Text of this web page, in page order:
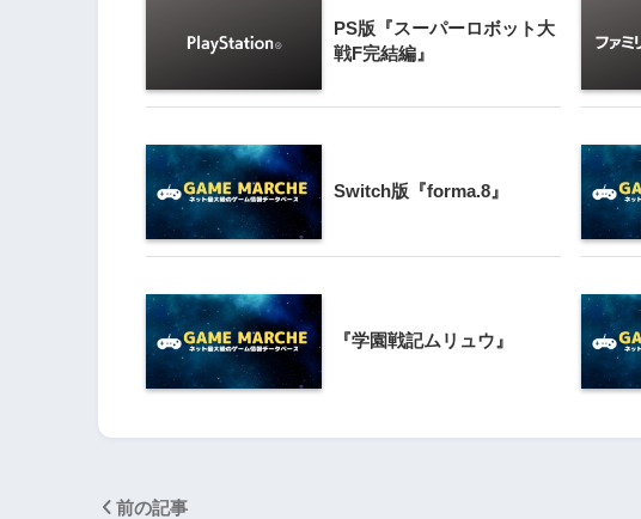
PS版『スーパーロボット大
戦F完結編』
Switch版『forma.8』
『学園戦記ムリュウ』
前の記事
5
Wii版『星のカービィ 20周年スペ
シャルコレクション』
PlayStation4・人気記事
1
PS4版『迷宮経営SLG Zombie6tal